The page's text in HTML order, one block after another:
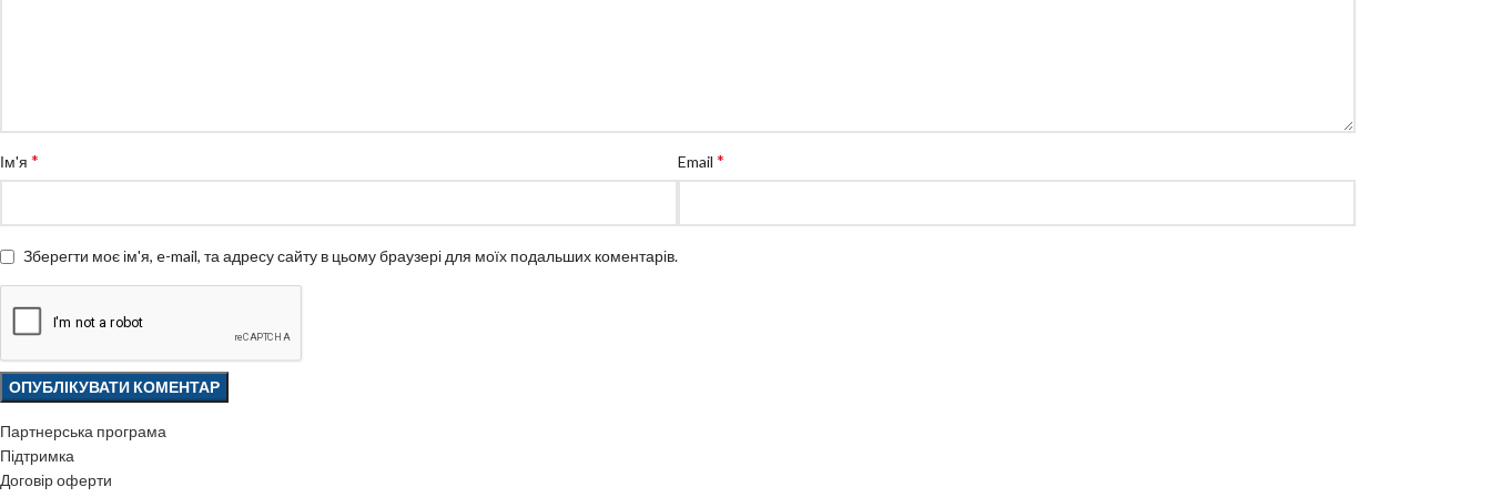
Ім'я * Email *
Зберегти моє ім'я, e-mail, та адресу сайту в цьому браузері для моїх подальших коментарів.
Партнерська програма
Підтримка
Договір оферти